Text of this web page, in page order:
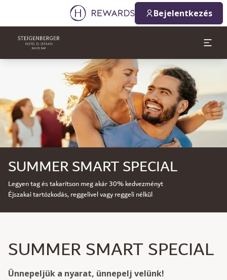
Bejelentkezés
SUMMER SMART SPECIAL
Legyen tag és takarítson meg akár 30% kedvezményt
Éjszakai tartózkodás, reggelivel vagy reggeli nélkül
SUMMER SMART SPECIAL
Ünnepeljük a nyarat, ünnepelj velünk!